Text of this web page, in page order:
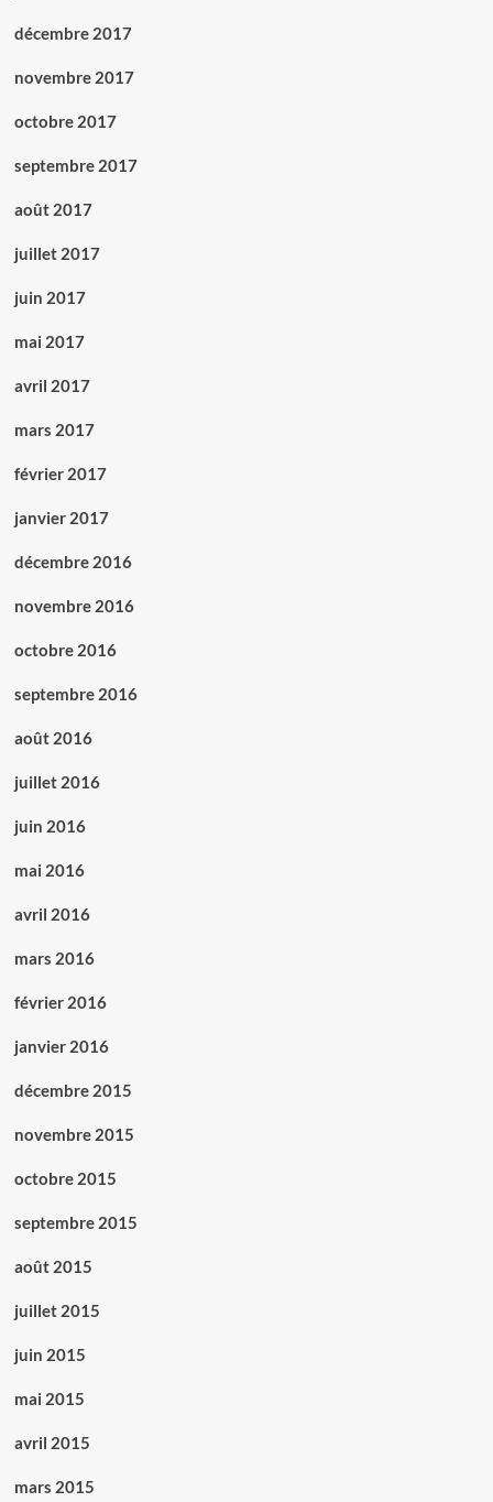
décembre 2017
novembre 2017
octobre 2017
septembre 2017
août 2017
juillet 2017
juin 2017
mai 2017
avril 2017
mars 2017
février 2017
janvier 2017
décembre 2016
novembre 2016
octobre 2016
septembre 2016
août 2016
juillet 2016
juin 2016
mai 2016
avril 2016
mars 2016
février 2016
janvier 2016
décembre 2015
novembre 2015
octobre 2015
septembre 2015
août 2015
juillet 2015
juin 2015
mai 2015
avril 2015
mars 2015